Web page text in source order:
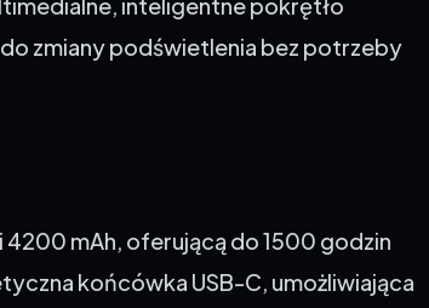
zmiany podświetlenia bez potrzeby
końcówka USB-C, umożliwiająca
gry. Magnetyczna podkładka pod